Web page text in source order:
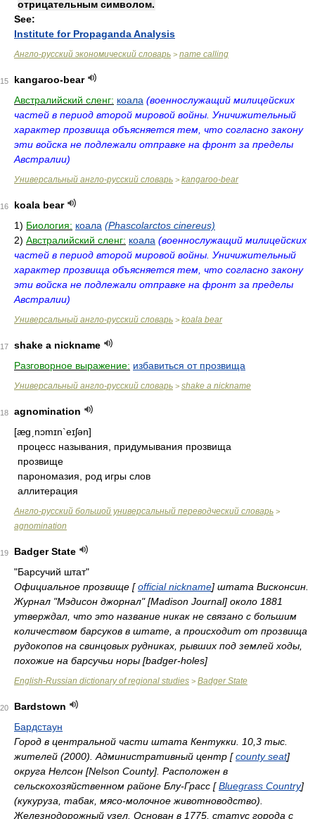
отрицательным символом.
See:
Institute for Propaganda Analysis
Англо-русский экономический словарь > name calling
15
kangaroo-bear
Австралийский сленг: коала (военнослужащий милицейских
частей в период второй мировой войны. Уничижительный
характер прозвища объясняется тем, что согласно закону
эти войска не подлежали отправке на фронт за пределы
Австралии)
Универсальный англо-русский словарь > kangaroo-bear
16
koala bear
1) Биология: коала (Phascolarctos cinereus)
2) Австралийский сленг: коала (военнослужащий милицейских
частей в период второй мировой войны. Уничижительный
характер прозвища объясняется тем, что согласно закону
эти войска не подлежали отправке на фронт за пределы
Австралии)
Универсальный англо-русский словарь > koala bear
17
shake a nickname
Разговорное выражение: избавиться от прозвища
Универсальный англо-русский словарь > shake a nickname
18
agnomination
[ægˏnɔmɪn`eɪʃən]
процесс называния, придумывания прозвища
прозвище
парономазия, род игры слов
аллитерация
Англо-русский большой универсальный переводческий словарь >
agnomination
19
Badger State
"Барсучий штат"
Официальное прозвище [official nickname] штата Висконсин.
Журнал "Мэдисон джорнал" [Madison Journal] около 1881
утверждал, что это название никак не связано с большим
количеством барсуков в штате, а происходит от прозвища
рудокопов на свинцовых рудниках, рывших под землей ходы,
похожие на барсучьи норы [badger-holes]
English-Russian dictionary of regional studies > Badger State
20
Bardstown
Бардстаун
Город в центральной части штата Кентукки. 10,3 тыс.
жителей (2000). Административный центр [county seat]
округа Нелсон [Nelson County]. Расположен в
сельскохозяйственном районе Блу-Грасс [Bluegrass Country]
(кукуруза, табак, мясо-молочное животноводство).
Железнодорожный узел. Основан в 1775, статус города с